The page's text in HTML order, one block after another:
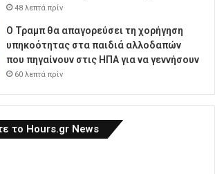
48 λεπτά πρίν
Ο Τραμπ θα απαγορεύσει τη χορήγηση
υπηκοότητας στα παιδιά αλλοδαπών
που πηγαίνουν στις ΗΠΑ για να γεννήσουν
60 λεπτά πρίν
το Hours.gr News